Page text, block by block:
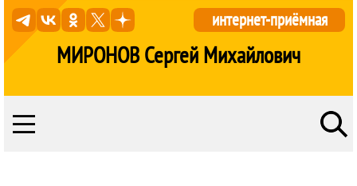
МИРОНОВ Сергей Михайлович
интернет-приёмная